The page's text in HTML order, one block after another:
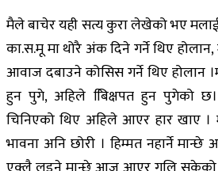
मैले बाचेर यही सत्य कुरा लेखेको भए मलाई
का.स.मू मा थोरै अंक दिने गर्ने थिए होलान,
आवाज दबाउने कोसिस गर्ने थिए होलान
हुन पुगे, अहिले बििक्षपत हुन पुगेको
चिनिएको थिए अहिले आएर हार खाए ।
भावना अनि छोरी । हिम्मत नहार्ने